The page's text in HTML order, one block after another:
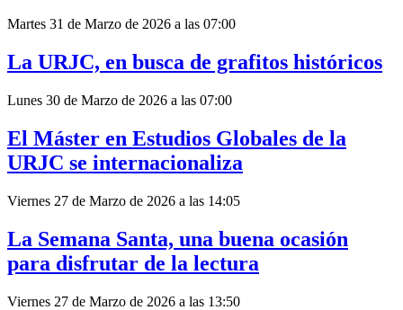
Martes 31 de Marzo de 2026 a las 07:00
La URJC, en busca de grafitos históricos
Lunes 30 de Marzo de 2026 a las 07:00
El Máster en Estudios Globales de la
URJC se internacionaliza
Viernes 27 de Marzo de 2026 a las 14:05
La Semana Santa, una buena ocasión
para disfrutar de la lectura
Viernes 27 de Marzo de 2026 a las 13:50